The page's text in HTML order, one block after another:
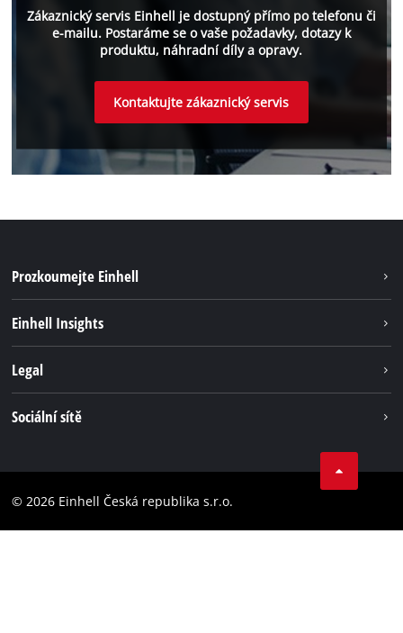
Zákaznický servis Einhell je dostupný přímo po telefonu či
e-mailu. Postaráme se o vaše požadavky, dotazy k
produktu, náhradní díly a opravy.
Kontaktujte zákaznický servis
Prozkoumejte Einhell
Systém akumulátorů
Bezúhlíková energie
Einhell Insights
Einhell celosvětově
Legal
Prohlášení o přístupnosti
Sociální sítě
Instagram
© 2026 Einhell Česká republika s.r.o.